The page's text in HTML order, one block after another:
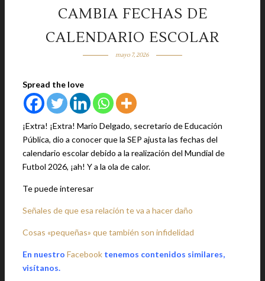
CAMBIA FECHAS DE
CALENDARIO ESCOLAR
mayo 7, 2026
Spread the love
¡Extra! ¡Extra! Mario Delgado, secretario de Educación
Pública, dio a conocer que la SEP ajusta las fechas del
calendario escolar debido a la realización del Mundial de
Futbol 2026, ¡ah! Y a la ola de calor.
Te puede interesar
Señales de que esa relación te va a hacer daño
Cosas «pequeñas» que también son infidelidad
En nuestro Facebook tenemos contenidos similares,
visítanos.